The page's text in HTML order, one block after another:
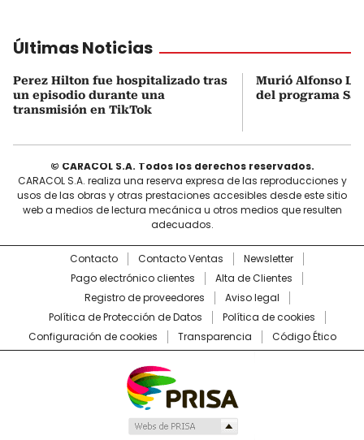
Últimas Noticias
Perez Hilton fue hospitalizado tras
un episodio durante una
transmisión en TikTok
Murió Alfonso
del programa
© CARACOL S.A. Todos los derechos reservados.
CARACOL S.A. realiza una reserva expresa de las reproducciones y
usos de las obras y otras prestaciones accesibles desde este sitio
web a medios de lectura mecánica u otros medios que resulten
adecuados.
Contacto Contacto Ventas
Newsletter
Pago electrónico clientes
Alta de Clientes
Registro de proveedores
Aviso legal
Política de Protección de Datos
Política de cookies
Configuración de cookies
Transparencia Código Ético